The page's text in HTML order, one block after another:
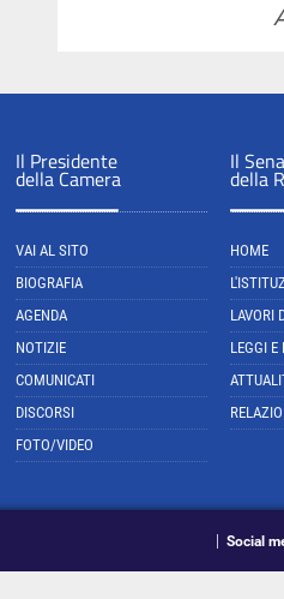
Il Presidente
della Camera
VAI AL SITO
BIOGRAFIA
AGENDA
NOTIZIE
COMUNICATI
DISCORSI
FOTO/VIDEO
Il
della
HOME
LAVORI
LEGGI E
Social